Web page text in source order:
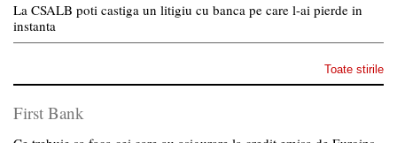
La CSALB poti castiga un litigiu cu banca pe care l-ai pierde in
instanta
Toate stirile
First Bank